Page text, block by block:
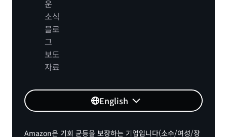
운
소식
블로
그
보도
자료
English
Amazon은 기회 균등을 보장하는 기업입니다(소수/여성/장